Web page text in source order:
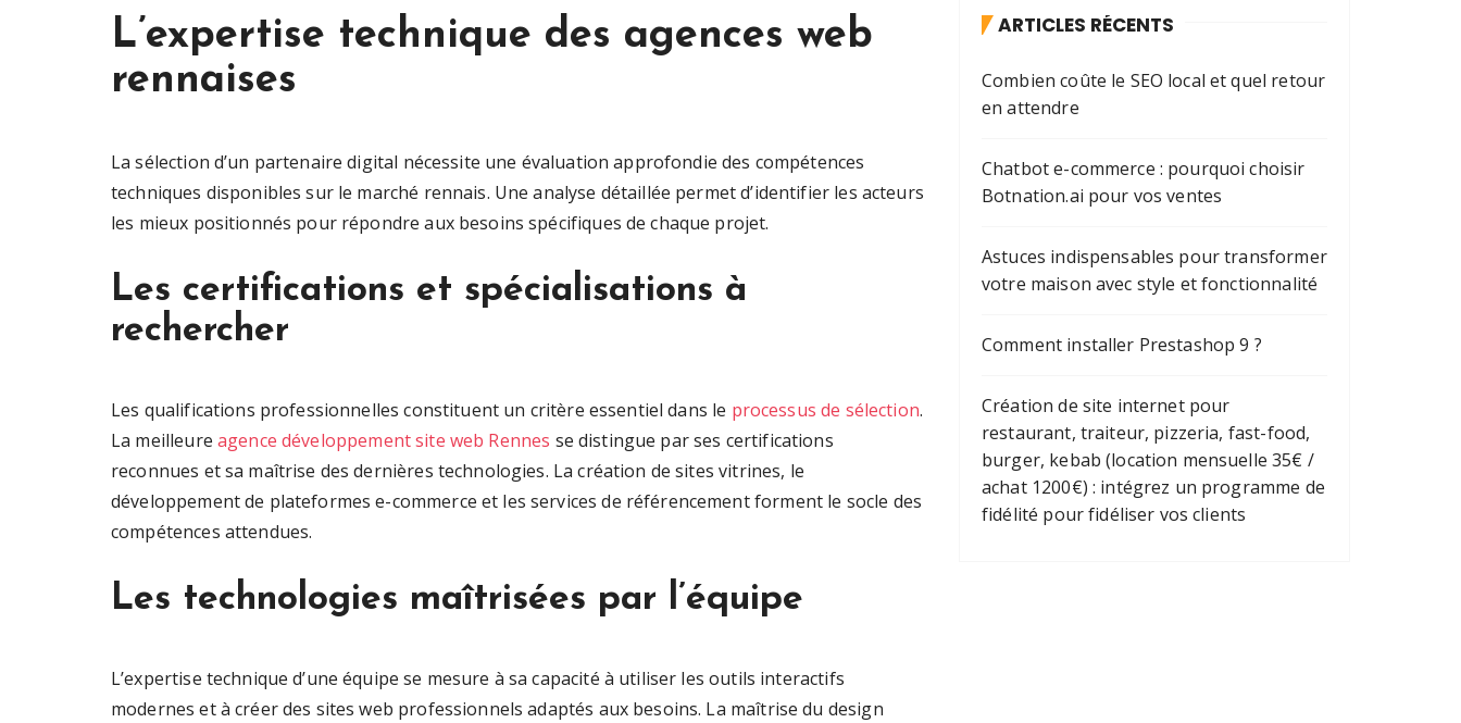
L’expertise technique des agences web
rennaises
La sélection d’un partenaire digital nécessite une évaluation approfondie des compétences
techniques disponibles sur le marché rennais. Une analyse détaillée permet d’identifier les acteurs
les mieux positionnés pour répondre aux besoins spécifiques de chaque projet.
Les certifications et spécialisations à
rechercher
Les qualifications professionnelles constituent un critère essentiel dans le processus de sélection.
La meilleure agence développement site web Rennes se distingue par ses certifications
reconnues et sa maîtrise des dernières technologies. La création de sites vitrines, le
développement de plateformes e-commerce et les services de référencement forment le socle des
compétences attendues.
Les technologies maîtrisées par l’équipe
L’expertise technique d’une équipe se mesure à sa capacité à utiliser les outils interactifs
modernes et à créer des sites web professionnels adaptés aux besoins. La maîtrise du design
ARTICLES RÉCENTS
Combien coûte le SEO local et quel retour
en attendre
Chatbot e-commerce : pourquoi choisir
Botnation.ai pour vos ventes
Astuces indispensables pour transformer
votre maison avec style et fonctionnalité
Comment installer Prestashop 9 ?
Création de site internet pour
restaurant, traiteur, pizzeria, fast-food,
burger, kebab (location mensuelle 35€ /
achat 1200€) : intégrez un programme de
fidélité pour fidéliser vos clients